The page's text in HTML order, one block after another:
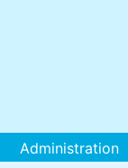
Administration